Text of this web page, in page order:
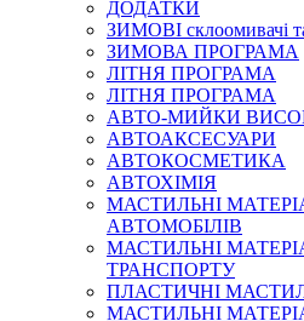
ДОДАТКИ
ЗИМОВІ склоомивачі
ЗИМОВА ПРОГРАМА
ЛІТНЯ ПРОГРАМА
ЛІТНЯ ПРОГРАМА
АВТО-МИЙКИ
АВТОАКСЕСУАРИ
АВТОКОСМЕТИКА
АВТОХІМІЯ
МАСТИЛЬНІ
АВТОМОБІЛІВ
МАСТИЛЬНІ
ТРАНСПОРТУ
ПЛАСТИЧНІ
МАСТИЛЬНІ